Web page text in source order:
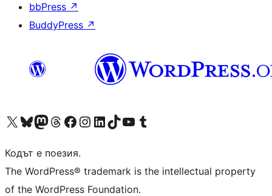
bbPress ↗
BuddyPress ↗
Visit our X (formerly Twitter) account
Visit our Bluesky account
Visit our Mastodon account
Visit our Threads account
Посетете нашата страница във Facebook
Посетете нашия профил в Instagram
Посетете нашия профил в LinkedIn
Visit our TikTok account
Visit our YouTube channel
Visit our Tumblr account
Кодът е поезия.
The WordPress® trademark is the intellectual property
of the WordPress Foundation.